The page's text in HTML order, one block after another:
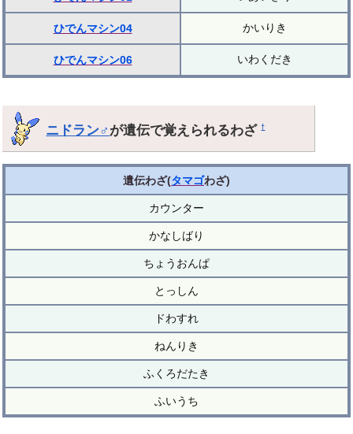
ひでんマシン04 かいりき
ひでんマシン06 いわくだき
ニドラン♂が遺伝で覚えられるわざ†
遺伝わざ(タマゴわざ)
カウンター
かなしばり
ちょうおんぱ
とっしん
ドわすれ
ねんりき
ふくろだたき
ふいうち